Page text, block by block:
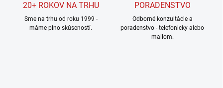
20+ ROKOV NA TRHU
Sme na trhu od roku 1999 -
máme plno skúseností.
PORADENSTVO
Odborné konzultácie a
poradenstvo - telefonicky alebo
mailom.